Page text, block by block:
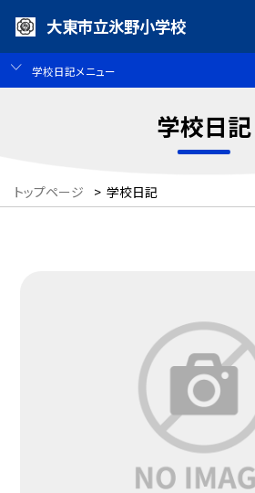
大東市立氷野小学校
学校日記メニュー
学校日記
トップページ > 学校日記